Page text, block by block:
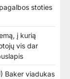
stoties
į kurią
vis dar
Baker viadukas